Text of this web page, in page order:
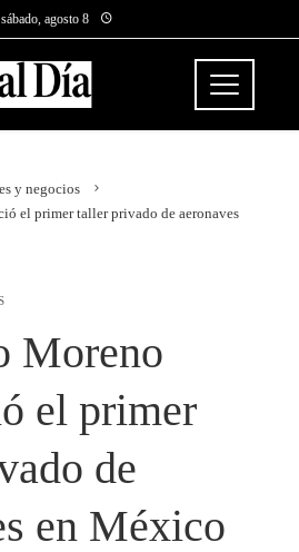
sábado, agosto 8
y negocios
el primer taller privado de aeronaves
Moreno
el primer
de
en México